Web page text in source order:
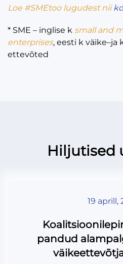
Loe #SMEtoolugudest nii
* SME – inglise k small and
enterprises, eesti k väike–ja
ettevõted
Hiljutised
19 aprill,
pandud